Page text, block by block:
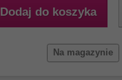
Dodaj do koszyka
Na magazynie